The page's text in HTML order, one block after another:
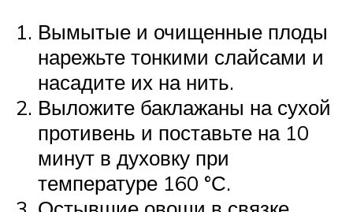
Вымытые и очищенные плоды
нарежьте тонкими слайсами и
насадите их на нить.
Выложите баклажаны на сухой
противень и поставьте на 10
минут в духовку при
температуре 160 °С.